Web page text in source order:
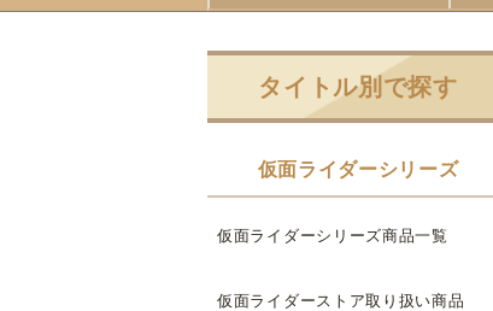
タイトル別で探す
仮面ライダーシリーズ
仮面ライダーシリーズ商品一覧
仮面ライダーストア取り扱い商品